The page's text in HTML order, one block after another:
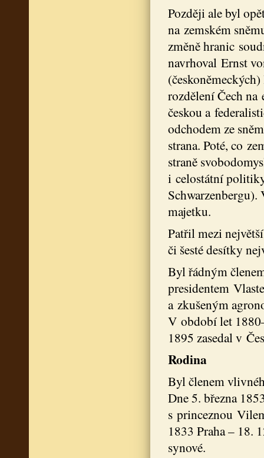
Později ale byl
na zemském
změně hranic
navrhoval Ernst
rozdělení Čech na
českou a
odchodem ze
strana. Poté, co
straně
i celostátní
Schwarzenbergu).
majetku.
Patřil mezi
či šesté desítky
Byl řádným
presidentem
a zkušeným
V období let
1895 zasedal v
Rodina
Byl členem
Dne 5. března
s princeznou
1833 Praha – 18.
synové.